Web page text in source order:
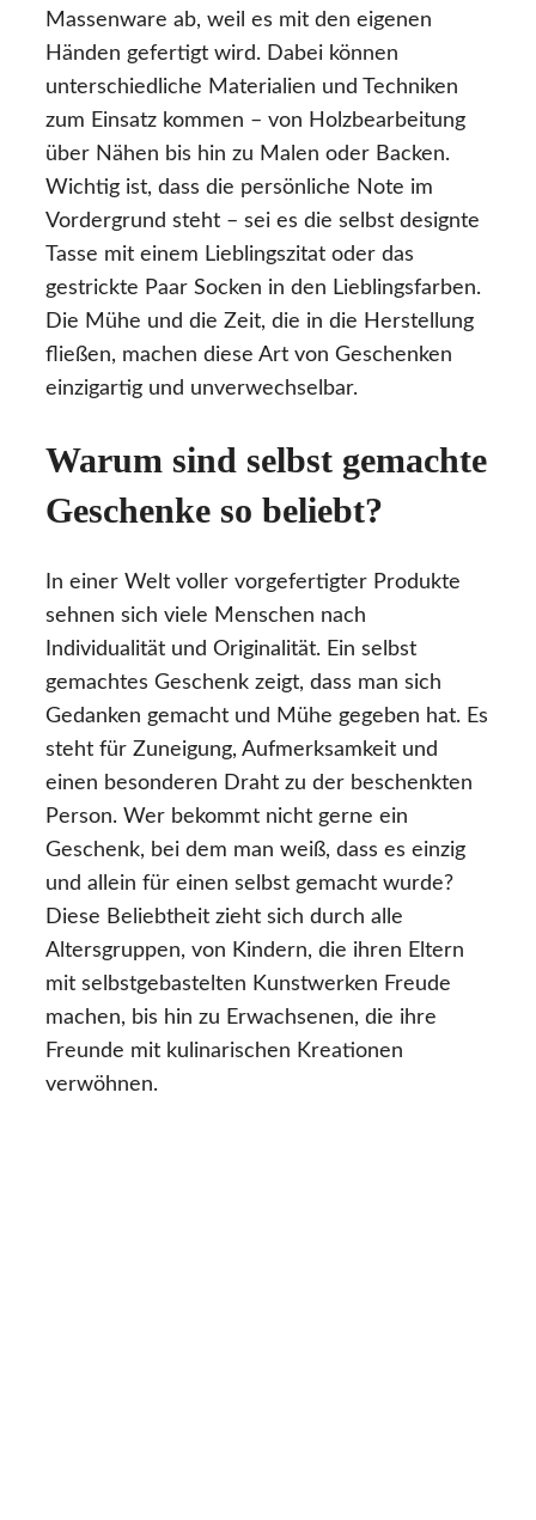
Massenware ab, weil es mit den eigenen
Händen gefertigt wird. Dabei können
unterschiedliche Materialien und Techniken
zum Einsatz kommen – von Holzbearbeitung
über Nähen bis hin zu Malen oder Backen.
Wichtig ist, dass die persönliche Note im
Vordergrund steht – sei es die selbst designte
Tasse mit einem Lieblingszitat oder das
gestrickte Paar Socken in den Lieblingsfarben.
Die Mühe und die Zeit, die in die Herstellung
fließen, machen diese Art von Geschenken
einzigartig und unverwechselbar.
Warum sind selbst gemachte
Geschenke so beliebt?
In einer Welt voller vorgefertigter Produkte
sehnen sich viele Menschen nach
Individualität und Originalität. Ein selbst
gemachtes Geschenk zeigt, dass man sich
Gedanken gemacht und Mühe gegeben hat. Es
steht für Zuneigung, Aufmerksamkeit und
einen besonderen Draht zu der beschenkten
Person. Wer bekommt nicht gerne ein
Geschenk, bei dem man weiß, dass es einzig
und allein für einen selbst gemacht wurde?
Diese Beliebtheit zieht sich durch alle
Altersgruppen, von Kindern, die ihren Eltern
mit selbstgebastelten Kunstwerken Freude
machen, bis hin zu Erwachsenen, die ihre
Freunde mit kulinarischen Kreationen
verwöhnen.